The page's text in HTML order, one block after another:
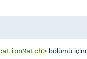
bölümü